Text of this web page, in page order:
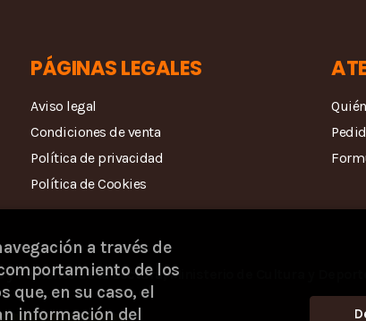
PÁGINAS LEGALES
Aviso legal
Condiciones de venta
Política de privacidad
Política de Cookies
Fomento de la Lectura, Ministerio de Cultura y Deporte.
a través de
de los
en su caso, el
información del